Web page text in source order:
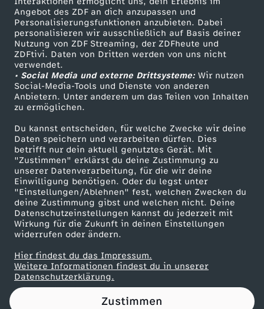
Angebot des ZDF an dich anzupassen und
Personalisierungsfunktionen anzubieten. Dabei
personalisieren wir ausschließlich auf Basis deiner
Nutzung von ZDF Streaming, der ZDFheute und
ZDFtivi. Daten von Dritten werden von uns nicht
verwendet.
• Social Media und externe Drittsysteme:Wir nutzen
Social-Media-Tools und Dienste von anderen
Anbietern. Unter anderem um das Teilen von Inhalten
zu ermöglichen.
Du kannst entscheiden, für welche Zwecke wir deine
Daten speichern und verarbeiten dürfen. Dies
betrifft nur dein aktuell genutztes Gerät. Mit
"Zustimmen" erklärst du deine Zustimmung zu
unserer Datenverarbeitung, für die wir deine
Einwilligung benötigen. Oder du legst unter
"Einstellungen/Ablehnen" fest, welchen Zwecken du
deine Zustimmung gibst und welchen nicht. Deine
Datenschutzeinstellungen kannst du jederzeit mit
Wirkung für die Zukunft in deinen Einstellungen
widerrufen oder ändern.
Hier findest du das Impressum.
Weitere Informationen findest du in unserer
Datenschutzerklärung.
Zustimmen
ä
n
g
t
C
o
s
t
a
TV-Programm
ZDF Unternehmen
Karriere
ZDF goes Schule
Werbefernsehen
Mainzelmännchen
Partner